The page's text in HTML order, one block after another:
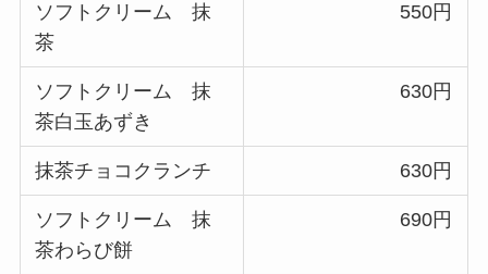
ソフトクリーム 抹
茶
550円
ソフトクリーム 抹
茶白玉あずき
630円
抹茶チョコクランチ 630円
ソフトクリーム 抹
茶わらび餅
690円